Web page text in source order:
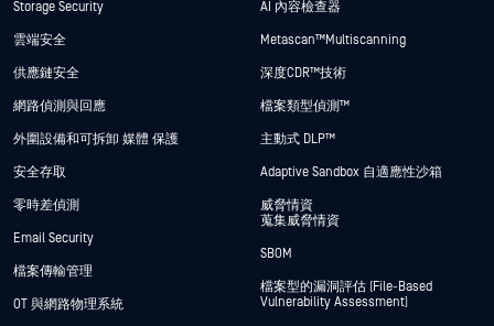
Storage Security
雲端安全
供應鏈安全
網路偵測與回應
外圍設備和可拆卸 媒體 保護
安全存取
零時差偵測
Email Security
檔案傳輸管理
OT 與網路物理系統
AI 內容檢查器
Metascan™ Multiscanning
深度CDR™技術
檔案類型偵測™
主動式 DLP™
Adaptive Sandbox 自適應性沙箱
威脅情資
蒐集威脅情資
SBOM
檔案型的漏洞評估 (File-Based
Vulnerability Assessment)